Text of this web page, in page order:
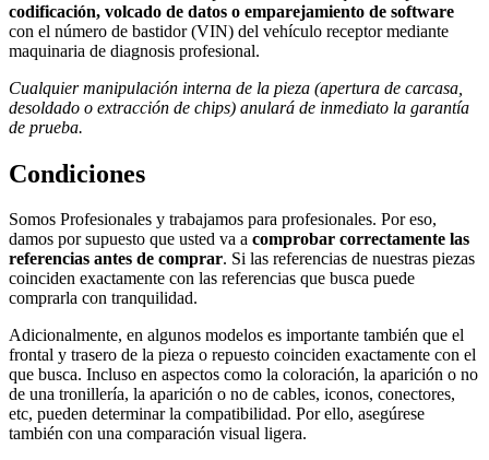
codificación, volcado de datos o emparejamiento de software
con el número de bastidor (VIN) del vehículo receptor mediante
maquinaria de diagnosis profesional.
Cualquier manipulación interna de la pieza (apertura de carcasa,
desoldado o extracción de chips) anulará de inmediato la garantía
de prueba.
Condiciones
Somos Profesionales y trabajamos para profesionales. Por eso,
damos por supuesto que usted va a comprobar correctamente las
referencias antes de comprar. Si las referencias de nuestras piezas
coinciden exactamente con las referencias que busca puede
comprarla con tranquilidad.
Adicionalmente, en algunos modelos es importante también que el
frontal y trasero de la pieza o repuesto coinciden exactamente con el
que busca. Incluso en aspectos como la coloración, la aparición o no
de una tronillería, la aparición o no de cables, iconos, conectores,
etc, pueden determinar la compatibilidad. Por ello, asegúrese
también con una comparación visual ligera.